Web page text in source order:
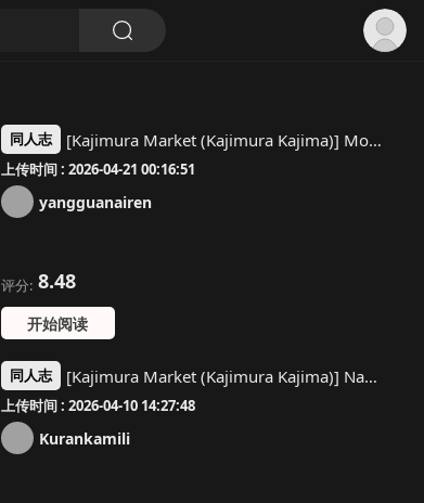
同人志 [Kajimura Market (Kajimura Kajima)] Motto Nakadashi! Papachin Junkie ~ 2-Kaime Ninshin Bote Nade H [Chinese] [今天开始戒色汉化]
上传时间 : 2026-04-21 00:16:51
yangguanairen
评分: 8.48
开始阅读
同人志 [Kajimura Market (Kajimura Kajima)] Nakadashi! Papachin Junkie 2 ~ Oyako Jusei Ninshin Bote H mo Aru yo | 中出！父亲肉棒Junkie2 ～有父女受精怀孕西瓜肚H哦 [Chinese]
上传时间 : 2026-04-10 14:27:48
Kurankamili